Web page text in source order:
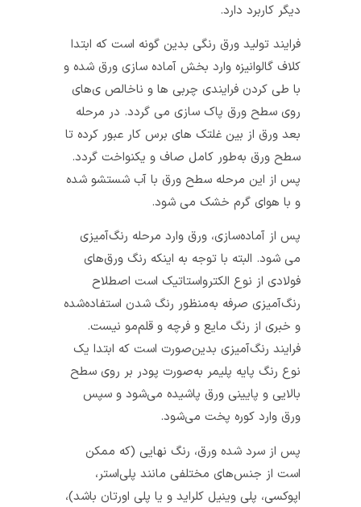
دیگر کاربرد دارد.
فرایند تولید ورق رنگی بدین گونه است که ابتدا
کلاف گالوانیزه وارد بخش آماده‌ سازی ورق شده و
با طی کردن فرایندی چربی‌ ها و ناخالص ی‌های
روی سطح ورق پاک‌ سازی می‌ گردد. در مرحله
بعد ورق از بین غلتک‌ های برس کار عبور کرده تا
سطح ورق به‌طور کامل صاف و یکنواخت گردد.
پس‌ از این مرحله سطح ورق با آب شستشو شده
و با هوای گرم خشک می‌ شود.
پس از آماده‌سازی، ورق وارد مرحله رنگ‌آمیزی
می‌ شود. البته با توجه به اینکه رنگ ورق‌های
فولادی از نوع الکترواستاتیک است اصطلاح
رنگ‌آمیزی صرفه به‌منظور رنگ شدن استفاده‌شده
و خبری از رنگ مایع و فرچه و قلم‌مو نیست.
فرایند رنگ‌آمیزی بدین‌صورت است که ابتدا یک
نوع رنگ پایه پلیمر به‌صورت پودر بر روی سطح
بالایی و پایینی ورق پاشیده می‌شود و سپس
ورق وارد کوره پخت می‌شود.
پس از سرد شده ورق، رنگ نهایی (که ممکن
است از جنس‌های مختلفی مانند پلی‌استر،
اپوکسی، پلی وینیل کلراید و یا پلی اورتان باشد)،